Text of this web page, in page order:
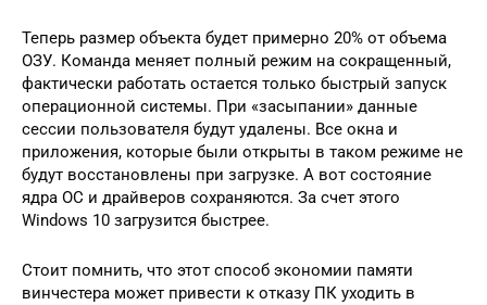
Теперь размер объекта будет примерно 20% от объема
ОЗУ. Команда меняет полный режим на сокращенный,
фактически работать остается только быстрый запуск
операционной системы. При «засыпании» данные
сессии пользователя будут удалены. Все окна и
приложения, которые были открыты в таком режиме не
будут восстановлены при загрузке. А вот состояние
ядра ОС и драйверов сохраняются. За счет этого
Windows 10 загрузится быстрее.
Стоит помнить, что этот способ экономии памяти
винчестера может привести к отказу ПК уходить в